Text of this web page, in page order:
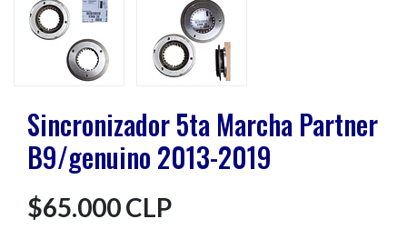
Sincronizador 5ta Marcha Partner
B9/genuino 2013-2019
$65.000 CLP